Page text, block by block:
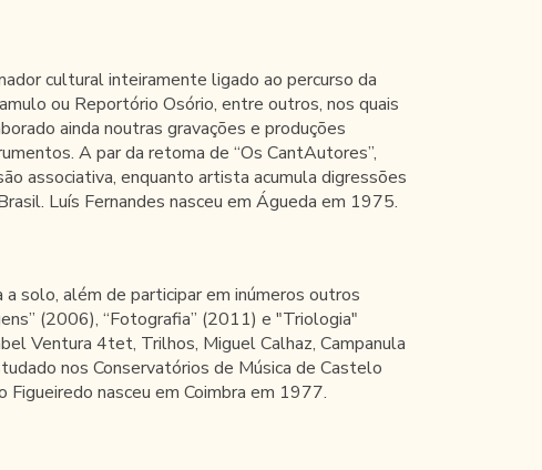
cultural inteiramente ligado ao percurso da
ou Reportório Osório, entre outros, nos quais
ainda noutras gravações e produções
A par da retoma de “Os CantAutores”,
associativa, enquanto artista acumula digressões
Luís Fernandes nasceu em Águeda em 1975.
solo, além de participar em inúmeros outros
(2006), “Fotografia” (2011) e "Triologia"
Ventura 4tet, Trilhos, Miguel Calhaz, Campanula
nos Conservatórios de Música de Castelo
nasceu em Coimbra em 1977.